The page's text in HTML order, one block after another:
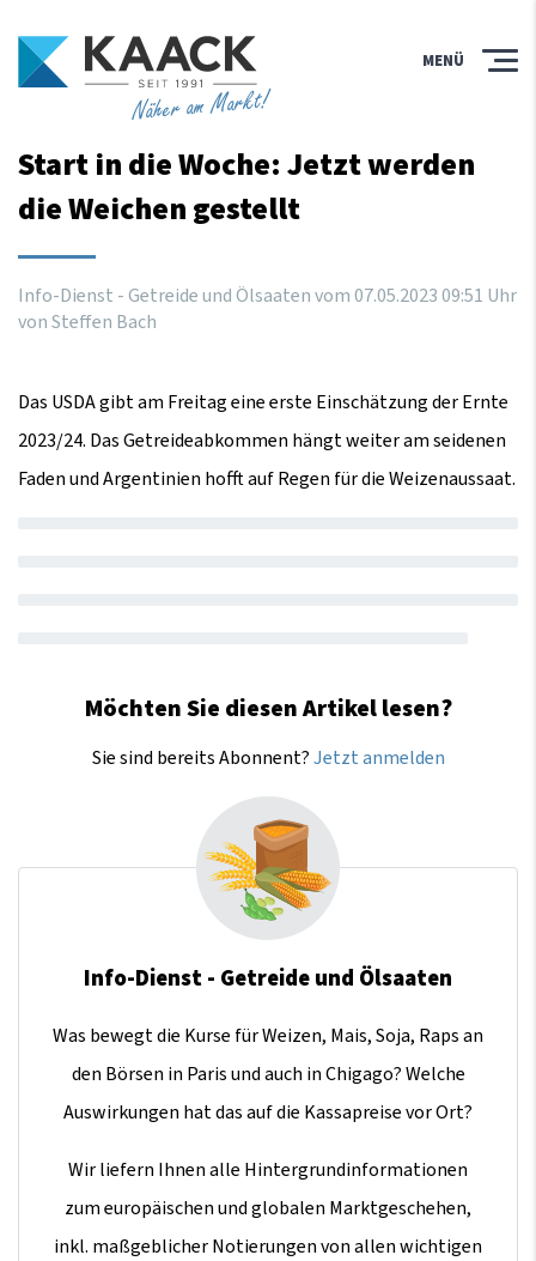
Näher am Markt!
MENÜ
Start in die Woche: Jetzt werden
die Weichen gestellt
Info-Dienst - Getreide und Ölsaaten vom07.05.202309:51 Uhr
von Steffen Bach
Das USDA gibt am Freitag eine erste Einschätzung der Ernte
2023/24. Das Getreideabkommen hängt weiter am seidenen
Faden und Argentinien hofft auf Regen für die Weizenaussaat.
Möchten Sie diesen Artikel lesen?
Sie sind bereits Abonnent?Jetzt anmelden
Info-Dienst - Getreide und Ölsaaten
Was bewegt die Kurse für Weizen, Mais, Soja, Raps an
den Börsen in Paris und auch in Chigago? Welche
Auswirkungen hat das auf die Kassapreise vor Ort?
Wir liefern Ihnen alle Hintergrundinformationen
zum europäischen und globalen Marktgeschehen,
inkl. maßgeblicher Notierungen von allen wichtigen